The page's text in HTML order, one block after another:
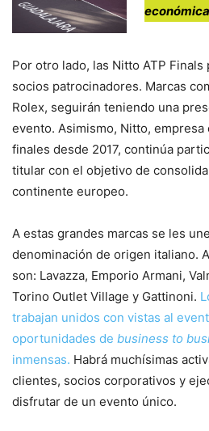
Por otro lado, las Nitto ATP
socios patrocinadores. Marcas
Rolex, seguirán teniendo una
evento. Asimismo, Nitto, empresa
finales desde 2017, continúa
titular con el objetivo de
continente europeo.
A estas grandes marcas se les
denominación de origen italiano.
son: Lavazza, Emporio Armani,
Torino Outlet Village y Gattinoni.
trabajan unidos con vistas al
oportunidades de business to
inmensas. Habrá muchísimas
clientes, socios corporativos y
disfrutar de un evento único.